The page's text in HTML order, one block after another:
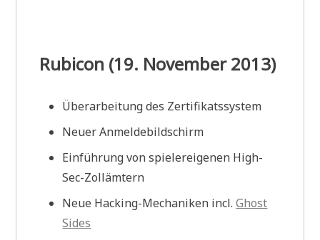
Rubicon (19. November 2013)
Überarbeitung des Zertifikatssystem
Neuer Anmeldebildschirm
Einführung von spielereigenen High-
Sec-Zollämtern
Neue Hacking-Mechaniken incl.Ghost
Sides